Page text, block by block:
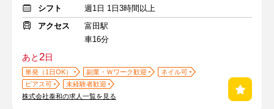
シフト
週1日 1日3時間以上
アクセス
富田駅
車16分
あと2日
単発（1日OK） 副業・Ｗワーク歓迎
ネイル可
ピアス可
未経験者歓迎
株式会社泰和の求人一覧を見る